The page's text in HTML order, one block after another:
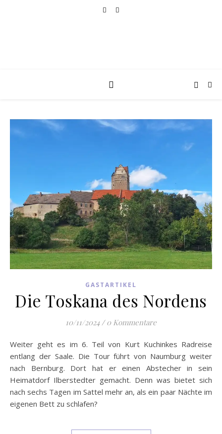
GASTARTIKEL
Die Toskana des Nordens
10/11/2024 / 0 Kommentare
Weiter geht es im 6. Teil von Kurt Kuchinkes Radreise
entlang der Saale. Die Tour führt von Naumburg weiter
nach Bernburg. Dort hat er einen Abstecher in sein
Heimatdorf Ilberstedter gemacht. Denn was bietet sich
nach sechs Tagen im Sattel mehr an, als ein paar Nächte im
eigenen Bett zu schlafen?